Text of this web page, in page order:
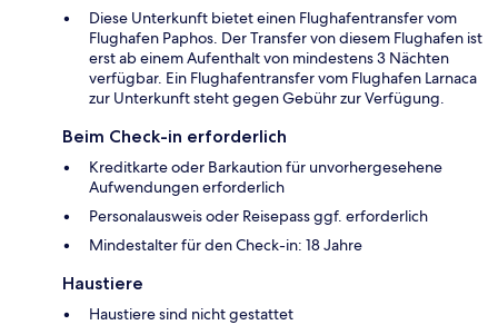
Diese Unterkunft bietet einen Flughafentransfer vom
Flughafen Paphos. Der Transfer von diesem Flughafen ist
erst ab einem Aufenthalt von mindestens 3 Nächten
verfügbar. Ein Flughafentransfer vom Flughafen Larnaca
zur Unterkunft steht gegen Gebühr zur Verfügung.
Beim Check-in erforderlich
Kreditkarte oder Barkaution für unvorhergesehene
Aufwendungen erforderlich
Personalausweis oder Reisepass ggf. erforderlich
Mindestalter für den Check-in: 18 Jahre
Haustiere
Haustiere sind nicht gestattet